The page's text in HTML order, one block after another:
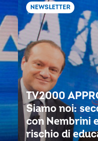
NEWSLETTER
TV2000
Siamo noi:
con Nembrini
rischio di